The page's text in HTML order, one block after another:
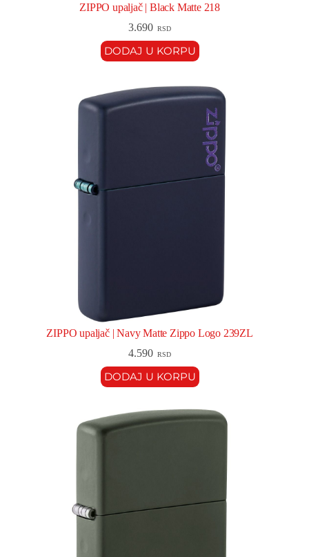
ZIPPO upaljač | Black Matte 218
3.690 RSD
DODAJ U KORPU
ZIPPO upaljač | Navy Matte Zippo Logo 239ZL
4.590 RSD
DODAJ U KORPU